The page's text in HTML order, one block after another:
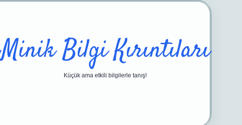
Minik Bilgi Kırıntıları
Küçük ama etkili bilgilerle tanış!